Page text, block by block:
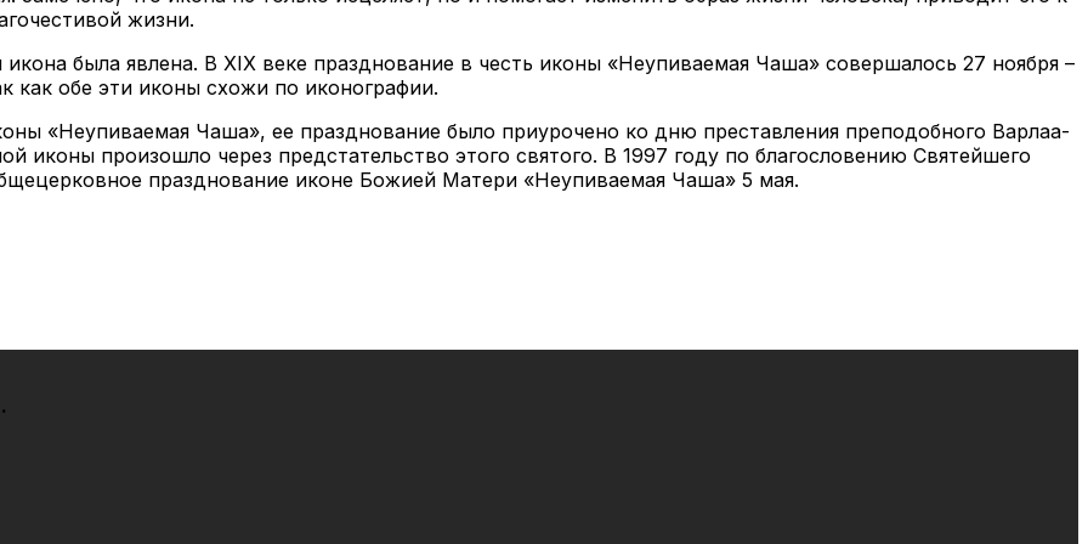
жиз­ни.
бы­ла яв­ле­на. В XIX ве­ке празд­но­ва­ние в честь ико­ны «Неупи­ва­е­мая Ча­ша» со­вер­ша­лось 27 но­яб­ря –
как обе эти ико­ны схо­жи по ико­но­гра­фии.
«Неупи­ва­е­мая Ча­ша», ее празд­но­ва­ние бы­ло при­уро­че­но ко дню пре­став­ле­ния пре­по­доб­но­го Вар­ла­а­
ико­ны про­изо­шло через пред­ста­тель­ство это­го свя­то­го. В 1997 го­ду по бла­го­сло­ве­нию Свя­тей­ше­го
празд­но­ва­ние иконе Бо­жи­ей Ма­те­ри «Неупи­ва­е­мая Ча­ша» 5 мая.